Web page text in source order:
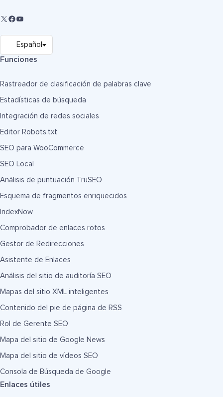
Funciones
Rastreador de clasificación de palabras clave
Estadísticas de búsqueda
Integración de redes sociales
Editor Robots.txt
SEO para WooCommerce
SEO Local
Análisis de puntuación TruSEO
Esquema de fragmentos enriquecidos
IndexNow
Comprobador de enlaces rotos
Gestor de Redirecciones
Asistente de Enlaces
Análisis del sitio de auditoría SEO
Mapas del sitio XML inteligentes
Contenido del pie de página de RSS
Rol de Gerente SEO
Mapa del sitio de Google News
Mapa del sitio de vídeos SEO
Consola de Búsqueda de Google
Enlaces útiles